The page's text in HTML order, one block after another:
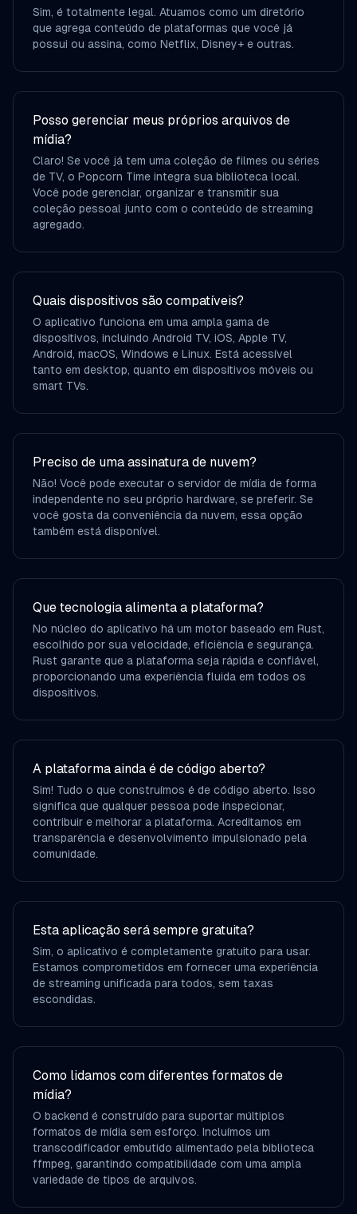
Sim, é totalmente legal. Atuamos como um diretório
que agrega conteúdo de plataformas que você já
possui ou assina, como Netflix, Disney+ e outras.
Posso gerenciar meus próprios arquivos de
mídia?
Claro! Se você já tem uma coleção de filmes ou séries
de TV, o Popcorn Time integra sua biblioteca local.
Você pode gerenciar, organizar e transmitir sua
coleção pessoal junto com o conteúdo de streaming
agregado.
Quais dispositivos são compatíveis?
O aplicativo funciona em uma ampla gama de
dispositivos, incluindo Android TV, iOS, Apple TV,
Android, macOS, Windows e Linux. Está acessível
tanto em desktop, quanto em dispositivos móveis ou
smart TVs.
Preciso de uma assinatura de nuvem?
Não! Você pode executar o servidor de mídia de forma
independente no seu próprio hardware, se preferir. Se
você gosta da conveniência da nuvem, essa opção
também está disponível.
Que tecnologia alimenta a plataforma?
No núcleo do aplicativo há um motor baseado em Rust,
escolhido por sua velocidade, eficiência e segurança.
Rust garante que a plataforma seja rápida e confiável,
proporcionando uma experiência fluida em todos os
dispositivos.
A plataforma ainda é de código aberto?
Sim! Tudo o que construímos é de código aberto. Isso
significa que qualquer pessoa pode inspecionar,
contribuir e melhorar a plataforma. Acreditamos em
transparência e desenvolvimento impulsionado pela
comunidade.
Esta aplicação será sempre gratuita?
Sim, o aplicativo é completamente gratuito para usar.
Estamos comprometidos em fornecer uma experiência
de streaming unificada para todos, sem taxas
escondidas.
Como lidamos com diferentes formatos de
mídia?
O backend é construído para suportar múltiplos
formatos de mídia sem esforço. Incluímos um
transcodificador embutido alimentado pela biblioteca
ffmpeg, garantindo compatibilidade com uma ampla
variedade de tipos de arquivos.